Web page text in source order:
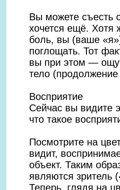
Вы можете съесть
хочется ещё. Хотя
боль, вы (ваше
поглощать. Тот
вы при этом —
тело
Восприятие
Сейчас вы видите
что такое
Посмотрите на
видит,
объект. Таким
являются зритель
Теперь, глядя на